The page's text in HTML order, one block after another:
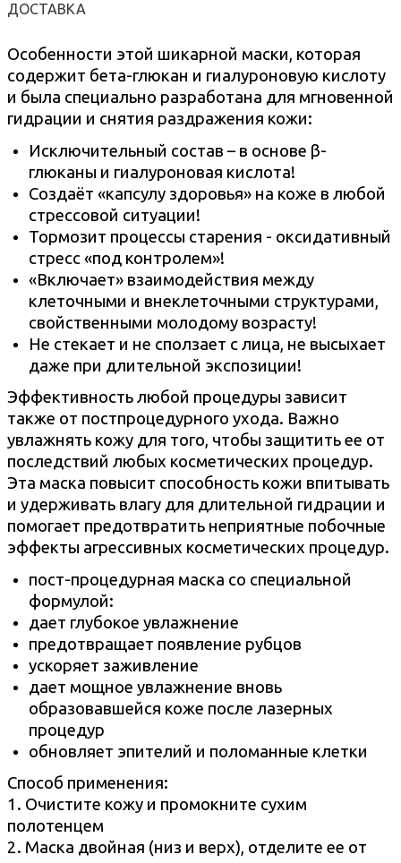
ДОСТАВКА
Особенности этой шикарной маски, которая
содержит бета-глюкан и гиалуроновую кислоту
и была специально разработана для мгновенной
гидрации и снятия раздражения кожи:
Исключительный состав – в основе β-
глюканы и гиалуроновая кислота!
Создаёт «капсулу здоровья» на коже в любой
стрессовой ситуации!
Тормозит процессы старения - оксидативный
стресс «под контролем»!
«Включает» взаимодействия между
клеточными и внеклеточными структурами,
свойственными молодому возрасту!
Не стекает и не сползает с лица, не высыхает
даже при длительной экспозиции!
Эффективность любой процедуры зависит
также от постпроцедурного ухода. Важно
увлажнять кожу для того, чтобы защитить ее от
последствий любых косметических процедур.
Эта маска повысит способность кожи впитывать
и удерживать влагу для длительной гидрации и
помогает предотвратить неприятные побочные
эффекты агрессивных косметических процедур.
пост-процедурная маска со специальной
формулой:
дает глубокое увлажнение
предотвращает появление рубцов
ускоряет заживление
дает мощное увлажнение вновь
образовавшейся коже после лазерных
процедур
обновляет эпителий и поломанные клетки
Способ применения:
1. Очистите кожу и промокните сухим
полотенцем
2. Маска двойная (низ и верх), отделите ее от